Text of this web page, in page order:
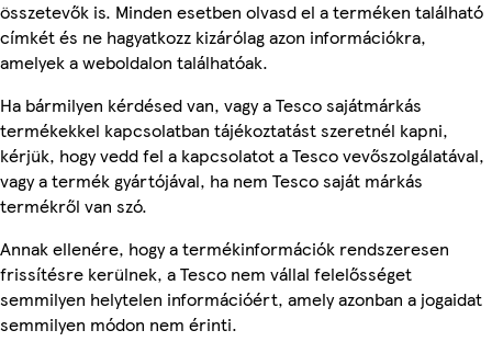
összetevők is. Minden esetben olvasd el a terméken található
címkét és ne hagyatkozz kizárólag azon információkra,
amelyek a weboldalon találhatóak.
Ha bármilyen kérdésed van, vagy a Tesco sajátmárkás
termékekkel kapcsolatban tájékoztatást szeretnél kapni,
kérjük, hogy vedd fel a kapcsolatot a Tesco vevőszolgálatával,
vagy a termék gyártójával, ha nem Tesco saját márkás
termékről van szó.
Annak ellenére, hogy a termékinformációk rendszeresen
frissítésre kerülnek, a Tesco nem vállal felelősséget
semmilyen helytelen információért, amely azonban a jogaidat
semmilyen módon nem érinti.